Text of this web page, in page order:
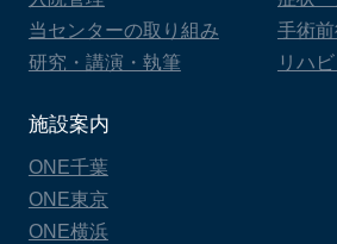
当センターの取り組み
研究・講演・執筆
手術
リハ
施設案内
ONE千葉
ONE東京
ONE横浜